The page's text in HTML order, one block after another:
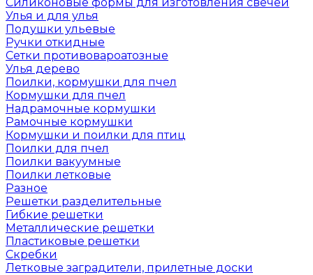
Улья и для улья
Подушки ульевые
Ручки откидные
Сетки противовароатозные
Улья дерево
Поилки, кормушки для пчел
Кормушки для пчел
Надрамочные кормушки
Рамочные кормушки
Кормушки и поилки для птиц
Поилки для пчел
Поилки вакуумные
Поилки летковые
Разное
Решетки разделительные
Гибкие решетки
Металлические решетки
Пластиковые решетки
Скребки
Летковые заградители, прилетные доски